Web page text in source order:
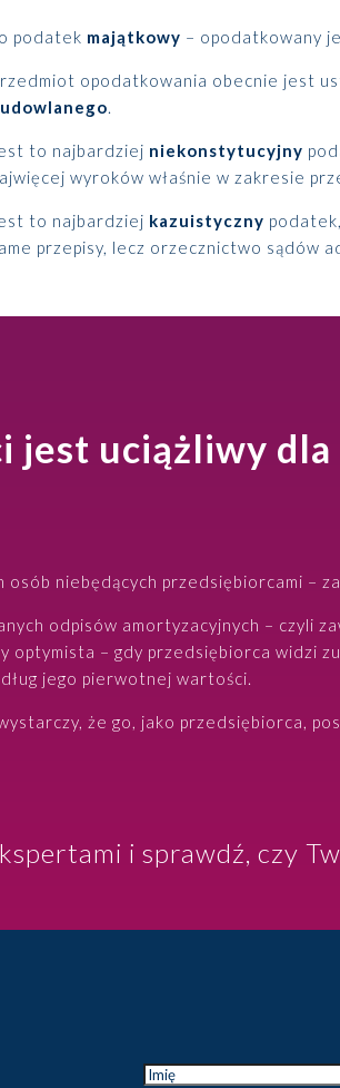
podatek majątkowy – opodatkowany
opodatkowania obecnie jest
.
to najbardziej niekonstytucyjny
wyroków właśnie w zakresie
to najbardziej kazuistyczny
przepisy, lecz orzecznictwo sądów
jest uciążliwy
niebędących przedsiębiorcami –
odpisów amortyzacyjnych – czyli
– gdy przedsiębiorca widzi
jego pierwotnej wartości.
że go, jako przedsiębiorca,
i sprawdź, czy
Imię*